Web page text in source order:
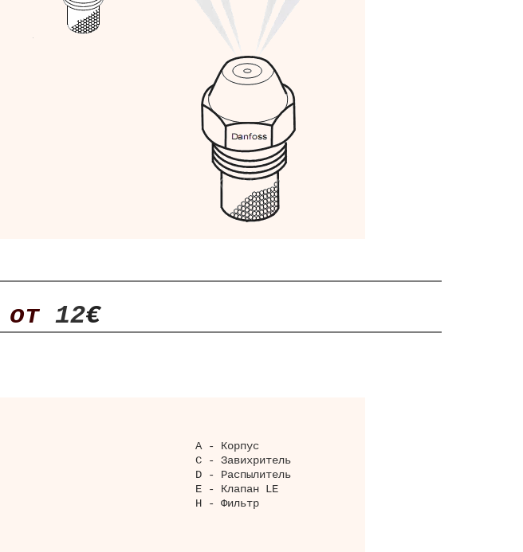
от 12€
А - Корпус
С - Завихритель
D - Распылитель
Е - Клапан LЕ
Н - Фильтр